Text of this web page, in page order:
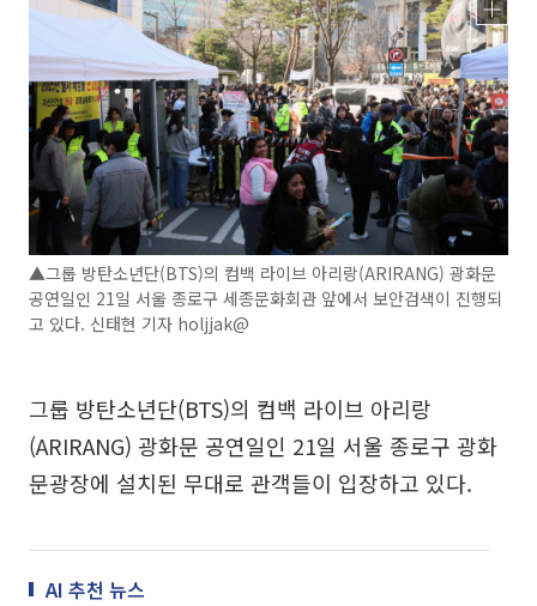
▲그룹 방탄소년단(BTS)의 컴백 라이브 아리랑(ARIRANG) 광화문
공연일인 21일 서울 종로구 세종문화회관 앞에서 보안검색이 진행되
고 있다. 신태현 기자 holjjak@
그룹 방탄소년단(BTS)의 컴백 라이브 아리랑
(ARIRANG) 광화문 공연일인 21일 서울 종로구 광화
문광장에 설치된 무대로 관객들이 입장하고 있다.
AI 추천 뉴스